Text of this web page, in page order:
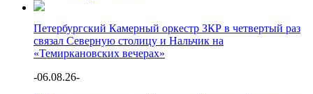
Петербургский Камерный оркестр ЗКР в четвертый раз
связал Северную столицу и Нальчик на
«Темиркановских вечерах»
-06.08.26-